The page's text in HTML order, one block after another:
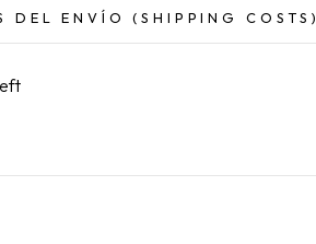
DEL ENVÍO (SHIPPING COSTS)